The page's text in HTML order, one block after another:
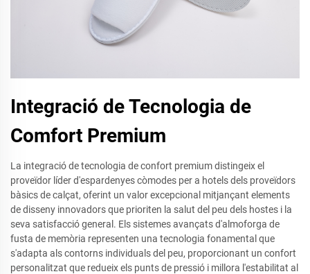
Integració de Tecnologia de
Comfort Premium
La integració de tecnologia de confort premium distingeix el
proveïdor líder d'espardenyes còmodes per a hotels dels proveïdors
bàsics de calçat, oferint un valor excepcional mitjançant elements
de disseny innovadors que prioriten la salut del peu dels hostes i la
seva satisfacció general. Els sistemes avançats d'almoforga de
fusta de memòria representen una tecnologia fonamental que
s'adapta als contorns individuals del peu, proporcionant un confort
personalitzat que redueix els punts de pressió i millora l'estabilitat al